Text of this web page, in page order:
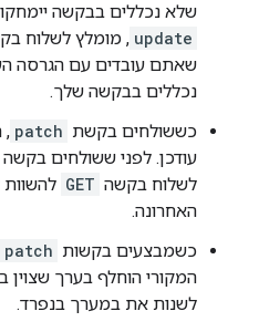
שלא נכללים בבקשה
update , מומלץ לשלוח
שאתם עובדים עם הגרסה
נכללים בבקשה שלך.
כששולחים בקשת patch
,
עודכן. לפני ששולחים
לשלוח בקשה GET
האחרונה.
כשמבצעים בקשות patch
המקורי הוחלף בערך
לשנות את במערך בנפרד.